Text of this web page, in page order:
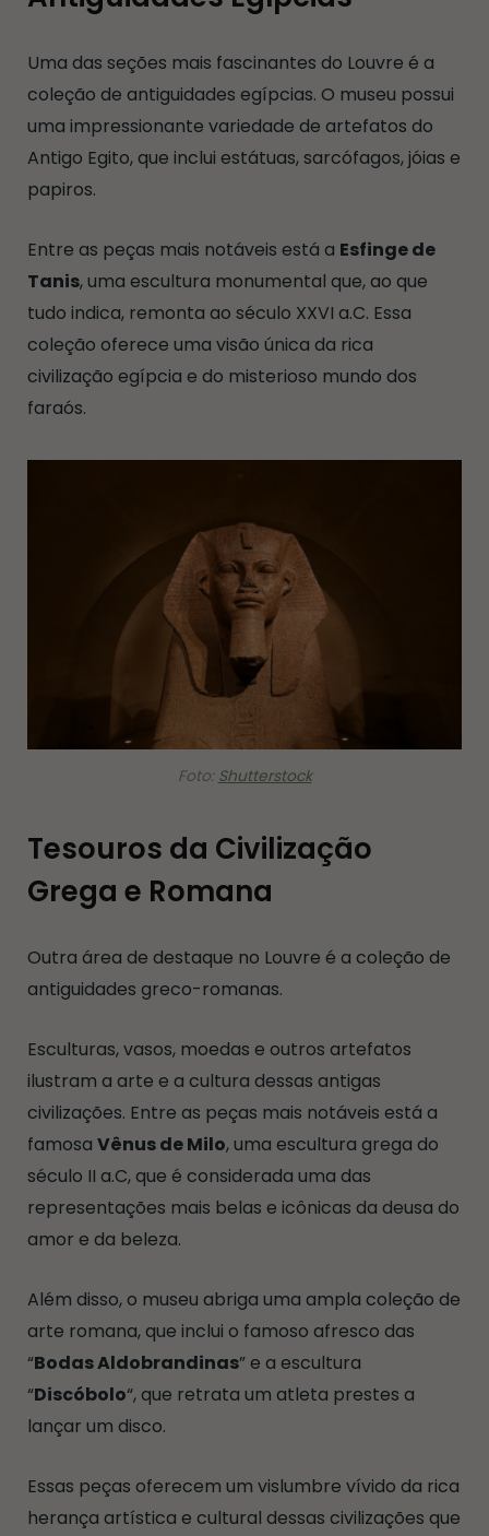
Uma das seções mais fascinantes do Louvre é a
coleção de antiguidades egípcias. O museu possui
uma impressionante variedade de artefatos do
Antigo Egito, que inclui estátuas, sarcófagos, jóias e
papiros.
Entre as peças mais notáveis está a Esfinge de
Tanis, uma escultura monumental que, ao que
tudo indica, remonta ao século XXVI a.C. Essa
coleção oferece uma visão única da rica
civilização egípcia e do misterioso mundo dos
faraós.
Foto: Shutterstock
Tesouros da Civilização
Grega e Romana
Outra área de destaque no Louvre é a coleção de
antiguidades greco-romanas.
Esculturas, vasos, moedas e outros artefatos
ilustram a arte e a cultura dessas antigas
civilizações. Entre as peças mais notáveis está a
famosa Vênus de Milo, uma escultura grega do
século II a.C, que é considerada uma das
representações mais belas e icônicas da deusa do
amor e da beleza.
Além disso, o museu abriga uma ampla coleção de
arte romana, que inclui o famoso afresco das
“Bodas Aldobrandinas” e a escultura
“Discóbolo“, que retrata um atleta prestes a
lançar um disco.
Essas peças oferecem um vislumbre vívido da rica
herança artística e cultural dessas civilizações que